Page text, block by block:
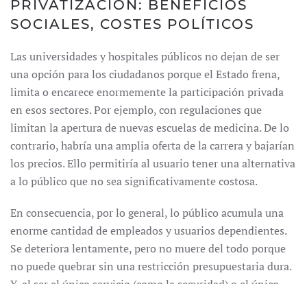
PRIVATIZACIÓN: BENEFICIOS
SOCIALES, COSTES POLÍTICOS
Las universidades y hospitales públicos no dejan de ser
una opción para los ciudadanos porque el Estado frena,
limita o encarece enormemente la participación privada
en esos sectores. Por ejemplo, con regulaciones que
limitan la apertura de nuevas escuelas de medicina. De lo
contrario, habría una amplia oferta de la carrera y bajarían
los precios. Ello permitiría al usuario tener una alternativa
a lo público que no sea significativamente costosa.
En consecuencia, por lo general, lo público acumula una
enorme cantidad de empleados y usuarios dependientes.
Se deteriora lentamente, pero no muere del todo porque
no puede quebrar sin una restricción presupuestaria dura.